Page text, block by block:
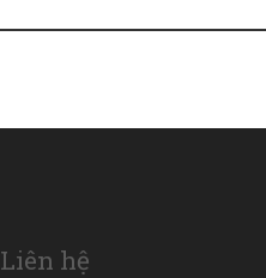
Liên hệ